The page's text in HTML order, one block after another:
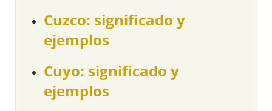
Cuzco: significado y
ejemplos
Cuyo: significado y
ejemplos